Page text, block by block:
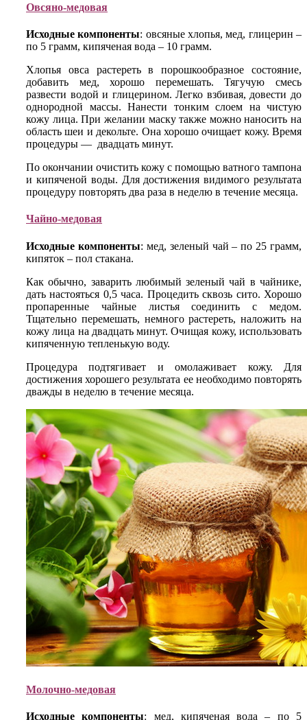
Овсяно-медовая
Исходные компоненты: овсяные хлопья, мед, глицерин –
по 5 грамм, кипяченая вода – 10 грамм.
Хлопья овса растереть в порошкообразное состояние,
добавить мед, хорошо перемешать. Тягучую смесь
развести водой и глицерином. Легко взбивая, довести до
однородной массы. Нанести тонким слоем на чистую
кожу лица. При желании маску также можно наносить на
область шеи и декольте. Она хорошо очищает кожу. Время
процедуры — двадцать минут.
По окончании очистить кожу с помощью ватного тампона
и кипяченой воды. Для достижения видимого результата
процедуру повторять два раза в неделю в течение месяца.
Чайно-медовая
Исходные компоненты: мед, зеленый чай – по 25 грамм,
кипяток – пол стакана.
Как обычно, заварить любимый зеленый чай в чайнике,
дать настояться 0,5 часа. Процедить сквозь сито. Хорошо
пропаренные чайные листья соединить с медом.
Тщательно перемешать, немного растереть, наложить на
кожу лица на двадцать минут. Очищая кожу, использовать
кипяченную тепленькую воду.
Процедура подтягивает и омолаживает кожу. Для
достижения хорошего результата ее необходимо повторять
дважды в неделю в течение месяца.
Молочно-медовая
Исходные компоненты: мед, кипяченая вода – по 5